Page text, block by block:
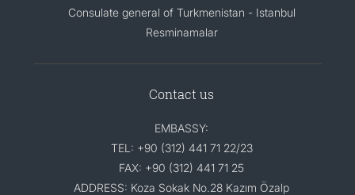
Consulate general of Turkmenistan - Istanbul
Resminamalar
Contact us
EMBASSY:
TEL: +90 (312) 441 71 22/23
FAX: +90 (312) 441 71 25
ADDRESS: Koza Sokak No.28 Kazım Özalp